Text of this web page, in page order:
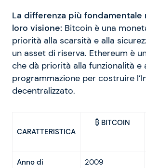
La differenza più fondamentale
loro visione: Bitcoin è una
priorità alla scarsità e alla
un asset di riserva. Ethereum è
che dà priorità alla funzionalità e
programmazione per costruire
decentralizzato.
CARATTERISTICA
₿ BITCOIN
Anno di
2009